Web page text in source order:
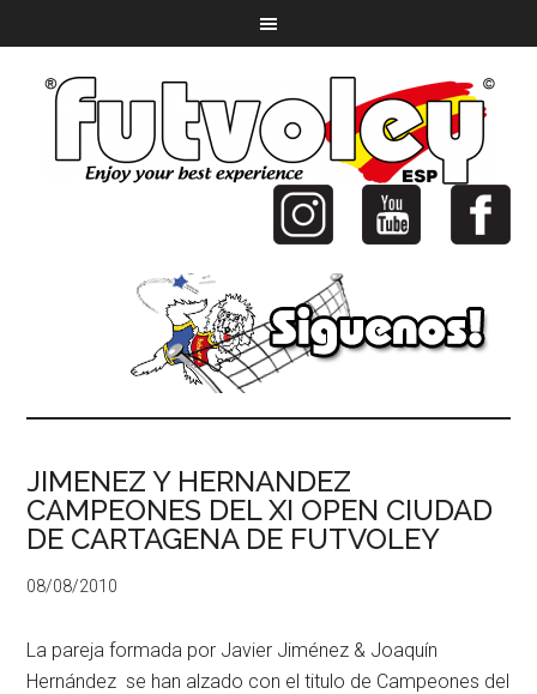
JIMENEZ Y HERNANDEZ
CAMPEONES DEL XI OPEN CIUDAD
DE CARTAGENA DE FUTVOLEY
08/08/2010
La pareja formada por Javier Jiménez & Joaquín
Hernández se han alzado con el titulo de Campeones del